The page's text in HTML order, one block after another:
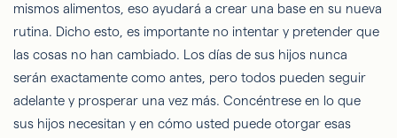
mismos alimentos, eso ayudará a crear una base en su nueva
rutina. Dicho esto, es importante no intentar y pretender que
las cosas no han cambiado. Los días de sus hijos nunca
serán exactamente como antes, pero todos pueden seguir
adelante y prosperar una vez más. Concéntrese en lo que
sus hijos necesitan y en cómo usted puede otorgar esas